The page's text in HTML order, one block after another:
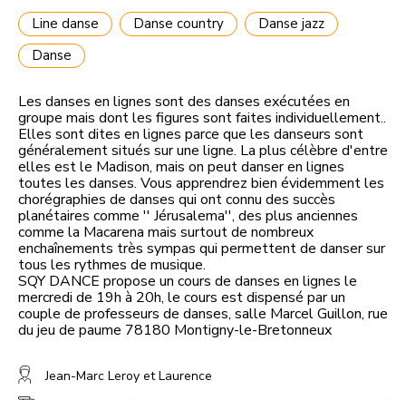
Line danse Danse country
Danse jazz
Danse
Les danses en lignes sont des danses exécutées en
groupe mais dont les figures sont faites individuellement..
Elles sont dites en lignes parce que les danseurs sont
généralement situés sur une ligne. La plus célèbre d'entre
elles est le Madison, mais on peut danser en lignes
toutes les danses. Vous apprendrez bien évidemment les
chorégraphies de danses qui ont connu des succès
planétaires comme '' Jérusalema'', des plus anciennes
comme la Macarena mais surtout de nombreux
enchaînements très sympas qui permettent de danser sur
tous les rythmes de musique.
SQY DANCE propose un cours de danses en lignes le
mercredi de 19h à 20h, le cours est dispensé par un
couple de professeurs de danses, salle Marcel Guillon, rue
du jeu de paume 78180 Montigny-le-Bretonneux
Jean-Marc Leroy et Laurence